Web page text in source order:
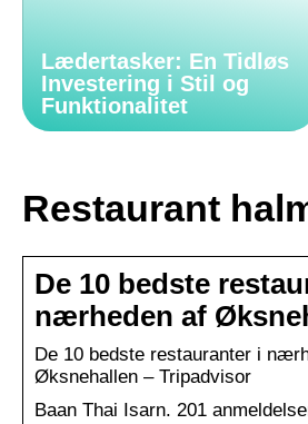
Lædertasker: En Tidløs
Investering i Stil og
Funktionalitet
Restaurant
De 10 bedste
nærheden af
De 10 bedste restauranter i
Øksnehallen – Tripadvisor
Baan Thai Isarn. 201